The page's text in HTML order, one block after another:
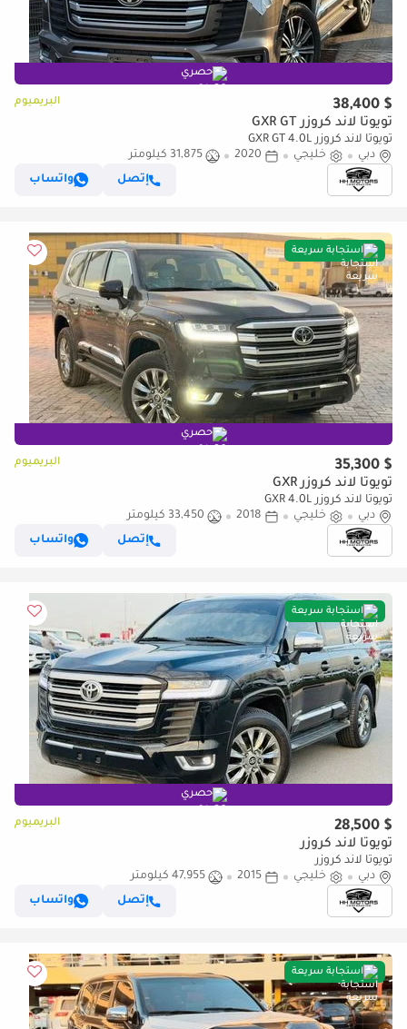
حصري
$ 38,400 البريميوم
تويوتا لاند كروزر GXR GT
تويوتا لاند كروزر GXR GT 4.0L
دبي
خليجي 2020
31,875 كيلومتر
إتصل
واتساب
استجابة سريعة
حصري
$ 35,300 البريميوم
تويوتا لاند كروزر GXR
تويوتا لاند كروزر GXR 4.0L
دبي
خليجي 2018
33,450 كيلومتر
إتصل
واتساب
استجابة سريعة
حصري
$ 28,500 البريميوم
تويوتا لاند كروزر
تويوتا لاند كروزر
دبي
خليجي 2015
47,955 كيلومتر
إتصل
واتساب
استجابة سريعة